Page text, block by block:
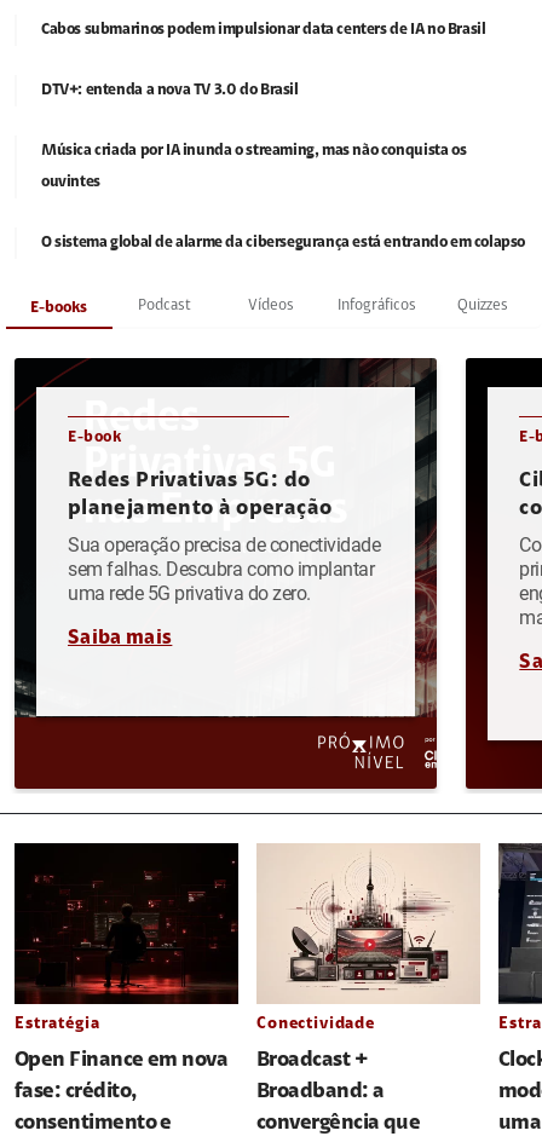
Cabos submarinos podem impulsionar data centers de IA no Brasil
DTV+: entenda a nova TV 3.0 do Brasil
Música criada por IA inunda o streaming, mas não conquista os
ouvintes
O sistema global de alarme da cibersegurança está entrando em colapso
E-books Podcast Vídeos Infográficos Quizzes
E-book
Redes Privativas 5G: do
planejamento à operação
Sua operação precisa de conectividade
sem falhas. Descubra como implantar
uma rede 5G privativa do zero.
Saiba mais
E-
Estratégia
Open Finance em nova
fase: crédito,
consentimento e
Conectividade
Broadcast +
Broadband: a
convergência que